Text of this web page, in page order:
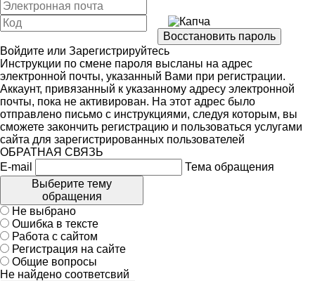
Войдите или Зарегистрируйтесь
Инструкции по смене пароля высланы на адрес
электронной почты, указанный Вами при регистрации.
Аккаунт, привязанный к указанному адресу электронной
почты, пока не активирован. На этот адрес было
отправлено письмо с инструкциями, следуя которым, вы
сможете закончить регистрацию и пользоваться услугами
сайта для зарегистрированных пользователей
ОБРАТНАЯ СВЯЗЬ
E-mail
Тема обращения
Выберите тему
обращения
Не выбрано
Ошибка в тексте
Работа с сайтом
Регистрация на сайте
Общие вопросы
Не найдено соответсвий